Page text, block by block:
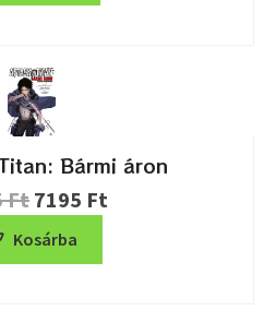
Bármi áron
Ft 7195 Ft
Kosárba